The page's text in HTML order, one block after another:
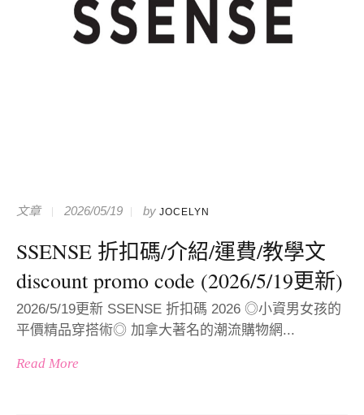
文章 2026/05/19 by JOCELYN
SSENSE 折扣碼/介紹/運費/教學文
discount promo code (2026/5/19更新)
2026/5/19更新 SSENSE 折扣碼 2026 ◎小資男女孩的
平價精品穿搭術◎ 加拿大著名的潮流購物網...
Read More